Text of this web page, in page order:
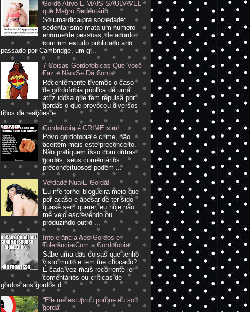
Gordo Ativo É MAIS SAUDÁVEL
que Magro Sedentário
Só uma dica pra sociedade:
sedentarismo mata um numero
enorme de pessoas, de acordo
com um estudo publicado ano
passado por Cambridge, um g...
7 Coisas Gordofóbicas Que Você
Faz e Não Se Dá Conta
Recentemente tivemos o caso
de gordofobia pública de uma
atriz idosa que tem repulsa por
gordas o que provocou diversos
tipos de reações e...
Gordofobia é CRIME sim!
Povo gordofobia é crime, não
aceitem mais este preconceito.
Não pratiquem isso com outras
gordas, seus comentários
preconceituosos podem ...
Verdade Nua E Gorda!
Eu me tornei blogueira meio que
por acaso e apesar de ter sido
quase sem querer, eu hoje não
me vejo escrevendo ou
produzindo outro ...
Intolerância Aos Gordos e
Tolerância Com a Gordofobia
Sabe uma das coisas que tenho
visto muito e tem me chocado?
É cada vez mais recorrente ler
comentários ou críticas de
gordos aos gordos d...
“Ele me estuprou porque eu sou
gorda”